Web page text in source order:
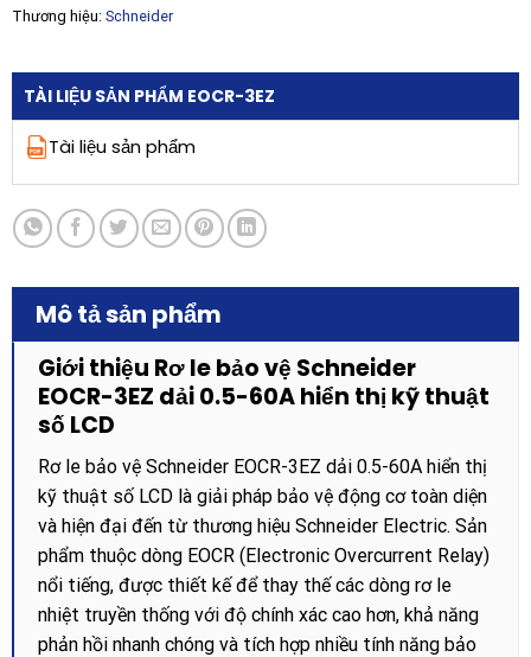
Thương hiệu: Schneider
TÀI LIỆU SẢN PHẨM EOCR-3EZ
Tài liệu sản phẩm
Mô tả sản phẩm
Giới thiệu Rơ le bảo vệ Schneider
EOCR-3EZ dải 0.5-60A hiển thị kỹ thuật
số LCD
Rơ le bảo vệ Schneider EOCR-3EZ dải 0.5-60A hiển thị
kỹ thuật số LCD là giải pháp bảo vệ động cơ toàn diện
và hiện đại đến từ thương hiệu Schneider Electric. Sản
phẩm thuộc dòng EOCR (Electronic Overcurrent Relay)
nổi tiếng, được thiết kế để thay thế các dòng rơ le
nhiệt truyền thống với độ chính xác cao hơn, khả năng
phản hồi nhanh chóng và tích hợp nhiều tính năng bảo